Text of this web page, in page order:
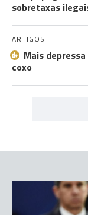
sobretaxas
ARTIGOS
Mais
coxo